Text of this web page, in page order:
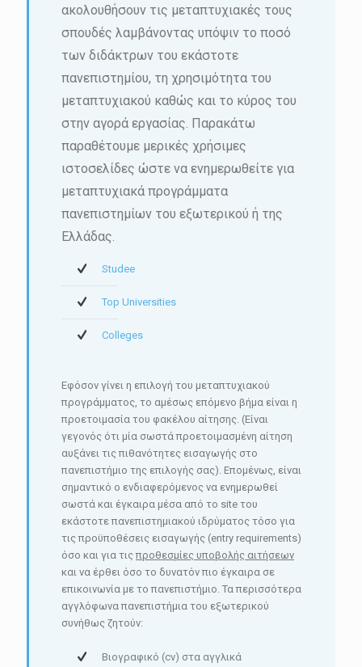
ακολουθήσουν τις μεταπτυχιακές τους
σπουδές λαμβάνοντας υπόψιν το ποσό
των διδάκτρων του εκάστοτε
πανεπιστημίου, τη χρησιμότητα του
μεταπτυχιακού καθώς και το κύρος του
στην αγορά εργασίας. Παρακάτω
παραθέτουμε μερικές χρήσιμες
ιστοσελίδες ώστε να ενημερωθείτε για
μεταπτυχιακά προγράμματα
πανεπιστημίων του εξωτερικού ή της
Ελλάδας.
Studee
Top Universities
Colleges
Εφόσον γίνει η επιλογή του μεταπτυχιακού
προγράμματος, το αμέσως επόμενο βήμα είναι η
προετοιμασία του φακέλου αίτησης. (Είναι
γεγονός ότι μία σωστά προετοιμασμένη αίτηση
αυξάνει τις πιθανότητες εισαγωγής στο
πανεπιστήμιο της επιλογής σας). Επομένως, είναι
σημαντικό ο ενδιαφερόμενος να ενημερωθεί
σωστά και έγκαιρα μέσα από το site του
εκάστοτε πανεπιστημιακού ιδρύματος τόσο για
τις προϋποθέσεις εισαγωγής (entry requirements)
όσο και για τιςπροθεσμίες υποβολής αιτήσεων
και να έρθει όσο το δυνατόν πιο έγκαιρα σε
επικοινωνία με το πανεπιστήμιο. Τα περισσότερα
αγγλόφωνα πανεπιστήμια του εξωτερικού
συνήθως ζητούν:
Βιογραφικό (cv) στα αγγλικά